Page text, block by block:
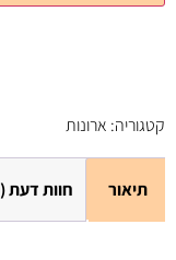
קטגוריה: ארונות
תיאור חוות דעת (0)